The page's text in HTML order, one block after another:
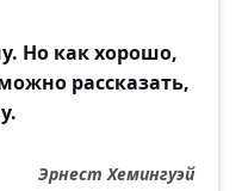
Но как хорошо,
рассказать,
Эрнест Хемингуэй